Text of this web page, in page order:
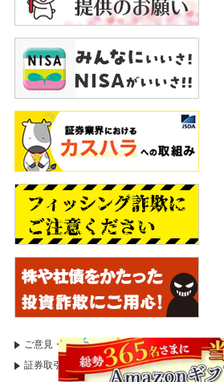
ご意見・苦情等のお申出
証券取引等監
証券取引等監視委員会（情報受付）
国